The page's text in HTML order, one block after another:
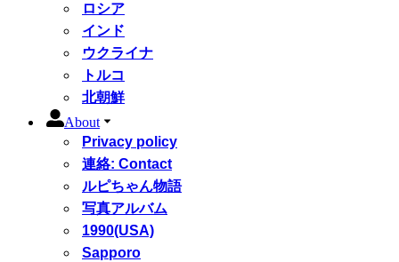
ロシア
インド
ウクライナ
トルコ
北朝鮮
About
Privacy policy
連絡: Contact
ルピちゃん物語
写真アルバム
1990(USA)
Sapporo